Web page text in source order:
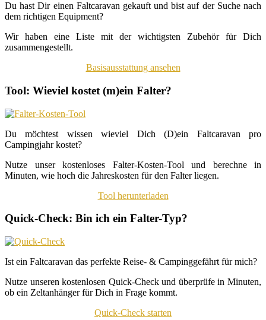
Du hast Dir einen Faltcaravan gekauft und bist auf der Suche nach
dem richtigen Equipment?
Wir haben eine Liste mit der wichtigsten Zubehör für Dich
zusammengestellt.
Basisausstattung ansehen
Tool: Wieviel kostet (m)ein Falter?
Du möchtest wissen wieviel Dich (D)ein Faltcaravan pro
Campingjahr kostet?
Nutze unser kostenloses Falter-Kosten-Tool und berechne in
Minuten, wie hoch die Jahreskosten für den Falter liegen.
Tool herunterladen
Quick-Check: Bin ich ein Falter-Typ?
Ist ein Faltcaravan das perfekte Reise- & Campinggefährt für mich?
Nutze unseren kostenlosen Quick-Check und überprüfe in Minuten,
ob ein Zeltanhänger für Dich in Frage kommt.
Quick-Check starten